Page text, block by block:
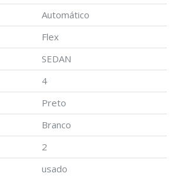
Automático
Flex
SEDAN
4
Preto
Branco
2
usado